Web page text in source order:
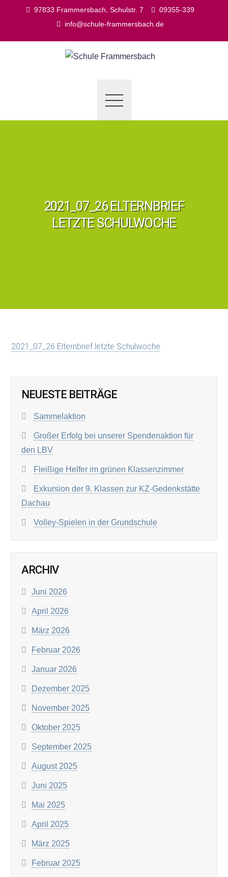
97833 Frammersbach, Schulstr. 7
09355-339
info@schule-frammersbach.de
2021_07_26 ELTERNBRIEF
LETZTE SCHULWOCHE
2021_07_26 Elternbrief letzte Schulwoche
NEUESTE BEITRÄGE
Sammelaktion
Großer Erfolg bei unserer Spendenaktion für
den LBV
Fleißige Helfer im grünen Klassenzimmer
Exkursion der 9. Klassen zur KZ-Gedenkstätte
Dachau
Volley-Spielen in der Grundschule
ARCHIV
Juni 2026
April 2026
März 2026
Februar 2026
Januar 2026
Dezember 2025
November 2025
Oktober 2025
September 2025
August 2025
Juni 2025
Mai 2025
April 2025
März 2025
Februar 2025